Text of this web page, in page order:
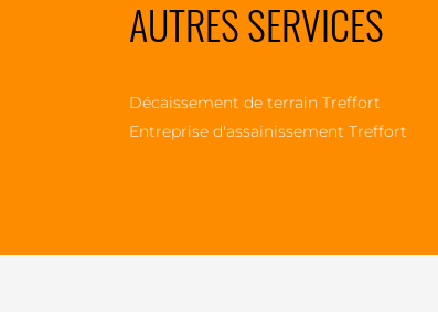
AUTRES SERVICES
Décaissement de terrain Treffort
Entreprise d'assainissement Treffort